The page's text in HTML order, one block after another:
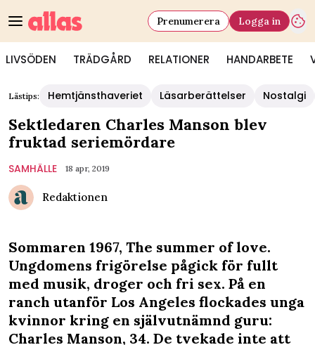
LIVSÖDEN TRÄDGÅRD RELATIONER HANDARBETE
Prenumerera Logga in
Lästips: Hemtjänsthaveriet Läsarberättelser Nostalgi
Sektledaren Charles Manson blev
fruktad seriemördare
SAMHÄLLE 18 apr, 2019
Redaktionen
Sommaren 1967, The summer of love.
Ungdomens frigörelse pågick för fullt
med musik, droger och fri sex. På en
ranch utanför Los Angeles flockades unga
kvinnor kring en självutnämnd guru:
Charles Manson, 34. De tvekade inte att